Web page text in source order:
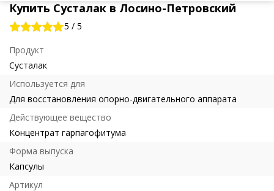
Купить Сусталак в Лосино-Петровский
5 / 5
Продукт
Сусталак
Используется для
Для восстановления опорно-двигательного аппарата
Действующее вещество
Концентрат гарпагофитума
Форма выпуска
Капсулы
Артикул